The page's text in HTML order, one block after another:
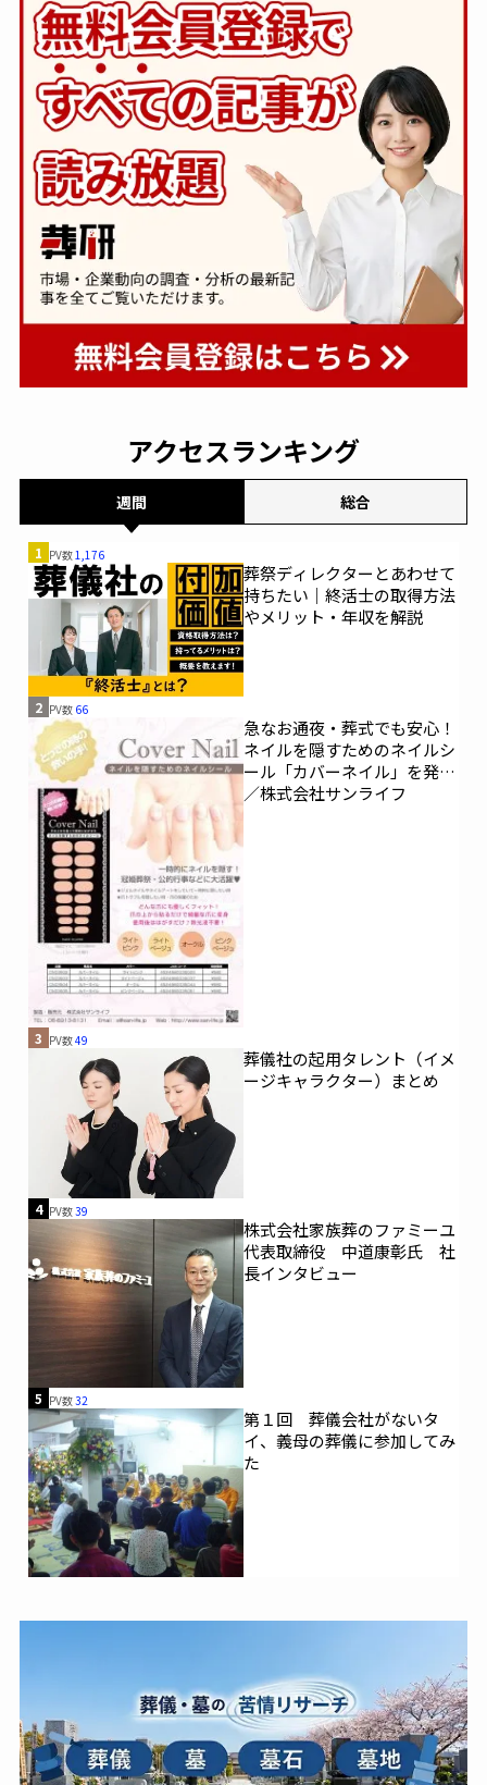
アクセスランキング
週間 総合
1 PV数1,176
葬祭ディレクターとあわせて
持ちたい｜終活士の取得方法
やメリット・年収を解説
2 PV数 66
急なお通夜・葬式でも安心！
ネイルを隠すためのネイルシ
ール「カバーネイル」を発売
／株式会社サンライフ
3 PV数49
葬儀社の起用タレント（イメ
ージキャラクター）まとめ
4 PV数39
株式会社家族葬のファミーユ
代表取締役 中道康彰氏 社
長インタビュー
5 PV数32
第１回 葬儀会社がないタ
イ、義母の葬儀に参加してみ
た